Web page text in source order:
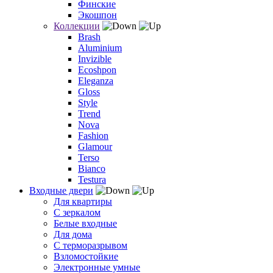
Финские
Экошпон
Коллекции
Brash
Aluminium
Invizible
Ecoshpon
Eleganza
Gloss
Style
Trend
Nova
Fashion
Glamour
Terso
Bianco
Testura
Входные двери
Для квартиры
С зеркалом
Белые входные
Для дома
С терморазрывом
Взломостойкие
Электронные умные